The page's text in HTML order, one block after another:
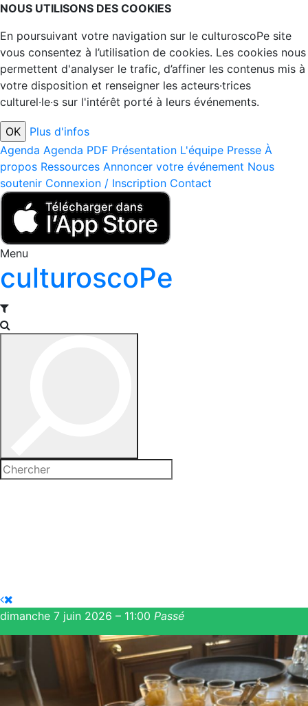
NOUS UTILISONS DES COOKIES
En poursuivant votre navigation sur le culturoscoPe site
vous consentez à l’utilisation de cookies. Les cookies nous
permettent d'analyser le trafic, d’affiner les contenus mis à
votre disposition et renseigner les acteurs·trices
culturel·le·s sur l'intérêt porté à leurs événements.
Plus d'infos
Agenda Agenda PDF Présentation L'équipe Presse À
propos Ressources Annoncer votre événement Nous
soutenir Connexion / Inscription Contact
Menu
culturoscoPe
dimanche 7 juin 2026 – 11:00 Passé